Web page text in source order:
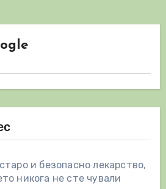
и безопасно лекарство,
никога не сте чували